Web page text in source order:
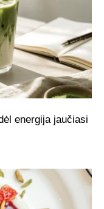
energija jaučiasi